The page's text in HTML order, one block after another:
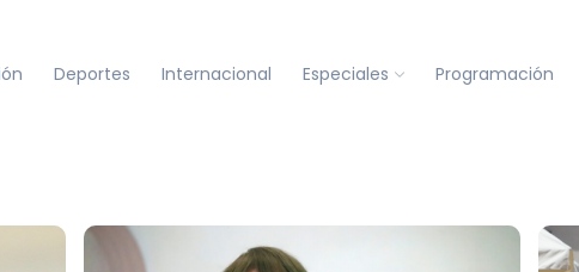
Deportes Internacional Especiales Programación